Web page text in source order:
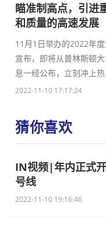
瞄准制高点，引进
和质量的高速发展
11月1日举办的2022年
宣布，即将从普林斯顿
息一经公布，立刻冲上热
2022-11-10 17:17:24
猜你喜欢
IN视频|年内正式
号线
2022-11-10 19:16:46